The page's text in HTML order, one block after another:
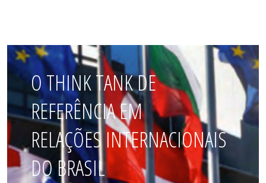
O THINK TANK DE
REFERÊNCIA EM
RELAÇÕES INTERNACIONAIS
DO BRASIL